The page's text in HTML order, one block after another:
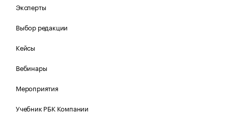
Эксперты
Выбор редакции
Кейсы
Вебинары
Мероприятия
Учебник РБК Компании